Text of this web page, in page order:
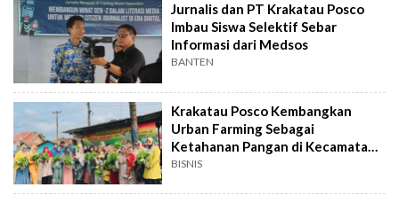
Jurnalis dan PT Krakatau Posco
Imbau Siswa Selektif Sebar
Informasi dari Medsos
BANTEN
Krakatau Posco Kembangkan
Urban Farming Sebagai
Ketahanan Pangan di Kecamatan
Ciwandan
BISNIS